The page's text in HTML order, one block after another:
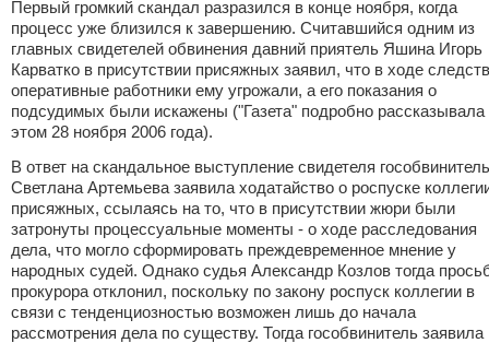
Первый громкий скандал разразился в конце ноября, когда
процесс уже близился к завершению. Считавшийся одним из
главных свидетелей обвинения давний приятель Яшина Игорь
Карватко в присутствии присяжных заявил, что в ходе
оперативные работники ему угрожали, а его показания о
подсудимых были искажены ("Газета" подробно рассказывала
этом 28 ноября 2006 года).
В ответ на скандальное выступление свидетеля гособвинитель
Светлана Артемьева заявила ходатайство о роспуске
присяжных, ссылаясь на то, что в присутствии жюри были
затронуты процессуальные моменты - о ходе расследования
дела, что могло сформировать преждевременное мнение у
народных судей. Однако судья Александр Козлов тогда
прокурора отклонил, поскольку по закону роспуск коллегии в
связи с тенденциозностью возможен лишь до начала
рассмотрения дела по существу. Тогда гособвинитель заявила